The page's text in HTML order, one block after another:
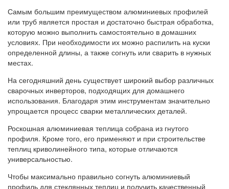
Самым большим преимуществом алюминиевых профилей
или труб является простая и достаточно быстрая обработка,
которую можно выполнить самостоятельно в домашних
условиях. При необходимости их можно распилить на куски
определенной длины, а также согнуть или сварить в нужных
местах.
На сегодняшний день существует широкий выбор различных
сварочных инверторов, подходящих для домашнего
использования. Благодаря этим инструментам значительно
упрощается процесс сварки металлических деталей.
Роскошная алюминиевая теплица собрана из гнутого
профиля. Кроме того, его применяют и при строительстве
теплиц криволинейного типа, которые отличаются
универсальностью.
Чтобы максимально правильно согнуть алюминиевый
профиль для стеклянных теплиц и получить качественный